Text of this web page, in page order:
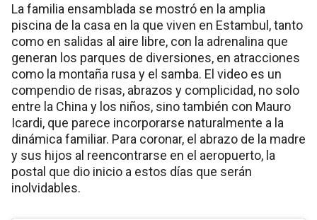
La familia ensamblada se mostró en la amplia
piscina de la casa en la que viven en Estambul, tanto
como en salidas al aire libre, con la adrenalina que
generan los parques de diversiones, en atracciones
como la montaña rusa y el samba. El video es un
compendio de risas, abrazos y complicidad, no solo
entre la China y los niños, sino también con Mauro
Icardi, que parece incorporarse naturalmente a la
dinámica familiar. Para coronar, el abrazo de la madre
y sus hijos al reencontrarse en el aeropuerto, la
postal que dio inicio a estos días que serán
inolvidables.